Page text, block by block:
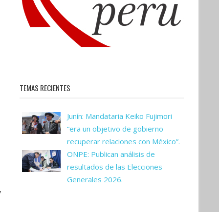
TEMAS RECIENTES
Junín: Mandataria Keiko Fujimori
“era un objetivo de gobierno
recuperar relaciones con México”.
ONPE: Publican análisis de
resultados de las Elecciones
Generales 2026.